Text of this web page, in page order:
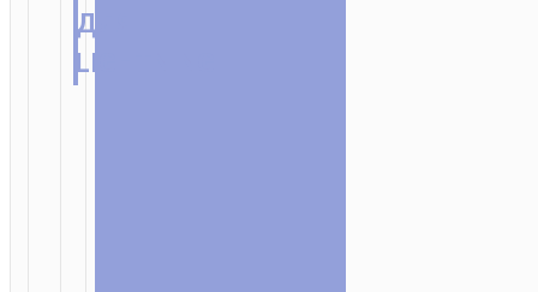
ДЛЯ
LIGHTNING